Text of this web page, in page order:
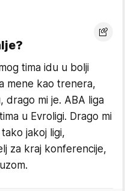
tima idu u bolji
mene kao trenera,
drago mi je. ABA liga
u Evroligi. Drago mi
jakoj ligi,
za kraj konferencije,